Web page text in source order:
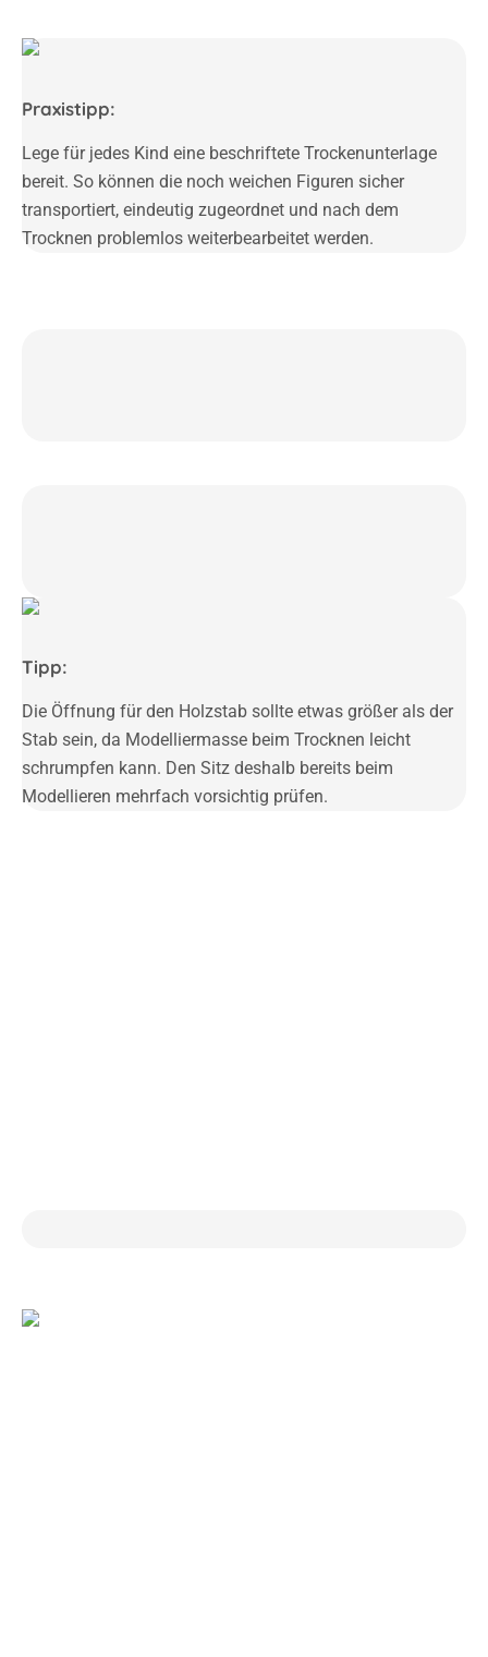
Praxistipp:
Lege für jedes Kind eine beschriftete Trockenunterlage
bereit. So können die noch weichen Figuren sicher
transportiert, eindeutig zugeordnet und nach dem
Trocknen problemlos weiterbearbeitet werden.
Tipp:
Die Öffnung für den Holzstab sollte etwas größer als der
Stab sein, da Modelliermasse beim Trocknen leicht
schrumpfen kann. Den Sitz deshalb bereits beim
Modellieren mehrfach vorsichtig prüfen.